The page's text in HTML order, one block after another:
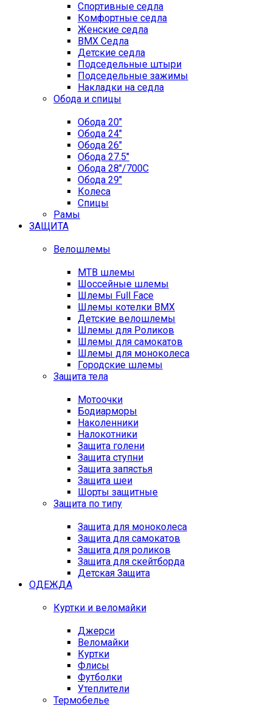
Спортивные седла
Комфортные седла
Женские седла
BMX Седла
Детские седла
Подседельные штыри
Подседельные зажимы
Накладки на седла
Обода и спицы
Обода 20"
Обода 24"
Обода 26"
Обода 27.5"
Обода 28"/700C
Обода 29"
Колеса
Спицы
Рамы
ЗАЩИТА
Велошлемы
MTB шлемы
Шоссейные шлемы
Шлемы Full Face
Шлемы котелки BMX
Детские велошлемы
Шлемы для Роликов
Шлемы для самокатов
Шлемы для моноколеса
Городские шлемы
Защита тела
Мотоочки
Бодиарморы
Наколенники
Налокотники
Защита голени
Защита ступни
Защита запястья
Защита шеи
Шорты защитные
Защита по типу
Защита для моноколеса
Защита для самокатов
Защита для роликов
Защита для скейтборда
Детская Защита
ОДЕЖДА
Куртки и веломайки
Джерси
Веломайки
Куртки
Флисы
Футболки
Утеплители
Термобелье